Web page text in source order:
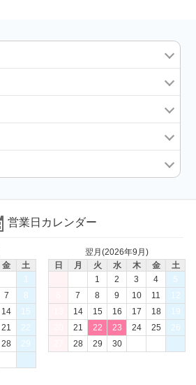
営業日カレンダー
金
土
1
7
8
14
15
21
22
28
29
翌月(2026年9月)
日
月 火 水 木 金
土
1
2 3 4
5
7 8 9 10 11
12
14 15 16 17 18
19
21 22 23 24 25
26
28 29 30